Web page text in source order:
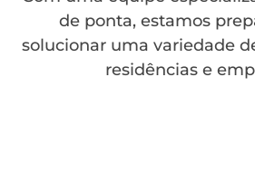
de ponta, estamos
solucionar uma variedade
residências e